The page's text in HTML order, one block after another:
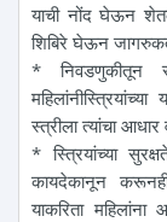
याची नोंद घेऊन
शिबिरे घेऊन
* निवडणुकीतून
स्त्रीला त्यांचा
* स्त्रियांच्या
कायदेकानून करूनही
याकरिता महिलांना